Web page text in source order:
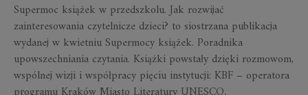
Supermoc książek w przedszkolu. Jak rozwijać
zainteresowania czytelnicze dzieci? to siostrzana publikacja
wydanej w kwietniu Supermocy książek. Poradnika
upowszechniania czytania. Książki powstały dzięki rozmowom,
wspólnej wizji i współpracy pięciu instytucji: KBF – operatora